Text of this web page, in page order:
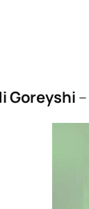
Goreyshi –